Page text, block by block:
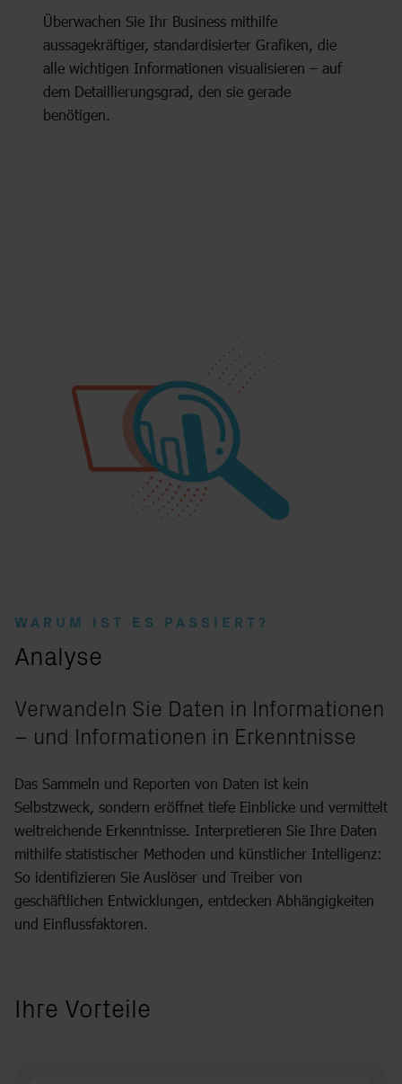
Überwachen Sie Ihr Business mithilfe
aussagekräftiger, standardisierter Grafiken, die
alle wichtigen Informationen visualisieren – auf
dem Detaillierungsgrad, den sie gerade
benötigen.
WARUM IST ES PASSIERT?
:
Analyse
Verwandeln Sie Daten in Informationen
– und Informationen in Erkenntnisse
Das Sammeln und Reporten von Daten ist kein
Selbstzweck, sondern eröffnet tiefe Einblicke und vermittelt
weitreichende Erkenntnisse. Interpretieren Sie Ihre Daten
mithilfe statistischer Methoden und künstlicher Intelligenz:
So identifizieren Sie Auslöser und Treiber von
geschäftlichen Entwicklungen, entdecken Abhängigkeiten
und Einflussfaktoren.
Ihre Vorteile